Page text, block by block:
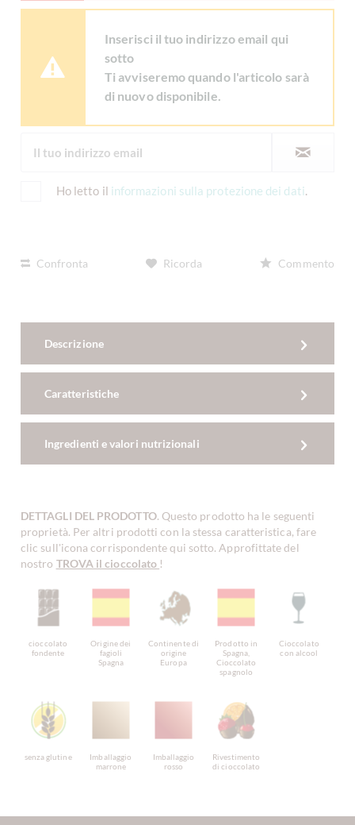
Inserisci il tuo indirizzo email qui
sotto
Ti avviseremo quando l'articolo sarà
di nuovo disponibile.
Ho letto il informazioni sulla protezione dei dati.
Confronta Ricorda Commento
Descrizione
Caratteristiche
Ingredienti e valori nutrizionali
DETTAGLI DEL PRODOTTO. Questo prodotto ha le seguenti
proprietà. Per altri prodotti con la stessa caratteristica, fare
clic sull'icona corrispondente qui sotto. Approfittate del
nostro TROVA il cioccolato !
cioccolato
fondente
Origine dei
fagioli
Spagna
Continente di
origine
Europa
Prodotto in
Spagna,
Cioccolato
spagnolo
Cioccolato
con alcool
senza glutine
Imballaggio
marrone
Imballaggio
rosso
Rivestimento
di cioccolato